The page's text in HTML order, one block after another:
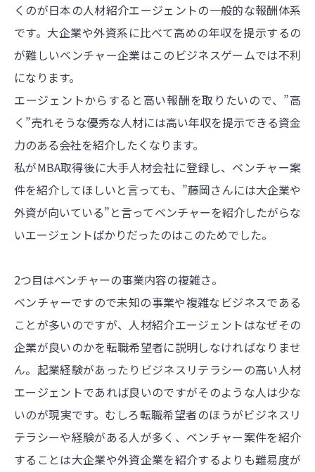
くのが日本の人材紹介エージェントの一般的な報酬体系
です。大企業や外資系に比べて高めの年収を提示するの
が難しいベンチャー企業はこのビジネスゲームでは不利
になります。
エージェントからすると高い報酬を取りたいので、”高
く”売れそうな優秀な人材には高い年収を提示できる資金
力のある会社を紹介したくなります。
私がMBA取得後に大手人材会社に登録し、ベンチャー案
件を紹介してほしいと言っても、”藤岡さんには大企業や
外資が向いている”と言ってベンチャーを紹介したがらな
いエージェントばかりだったのはこのためでした。
2つ目はベンチャーの事業内容の複雑さ。
ベンチャーですので未知の事業や複雑なビジネスである
ことが多いのですが、人材紹介エージェントはなぜその
企業が良いのかを転職希望者に説明しなければなりませ
ん。起業経験があったりビジネスリテラシーの高い人材
エージェントであれば良いのですがそのような人は少な
いのが現実です。むしろ転職希望者のほうがビジネスリ
テラシーや経験がある人が多く、ベンチャー案件を紹介
することは大企業や外資企業を紹介するよりも難易度が